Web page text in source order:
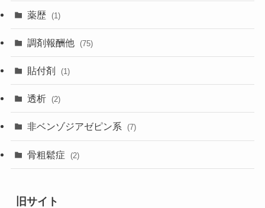
薬歴 (1)
調剤報酬他 (75)
貼付剤 (1)
透析 (2)
非ベンゾジアゼピン系 (7)
骨粗鬆症 (2)
旧サイト